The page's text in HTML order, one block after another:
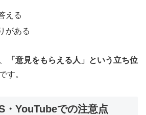
える
がある
「意見をもらえる人」という立ち位
す。
・YouTubeでの注意点